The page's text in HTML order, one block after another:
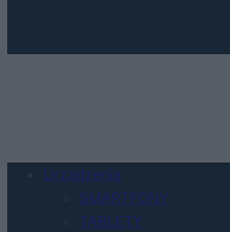
Urządzenia
SMARTFONY
TABLETY